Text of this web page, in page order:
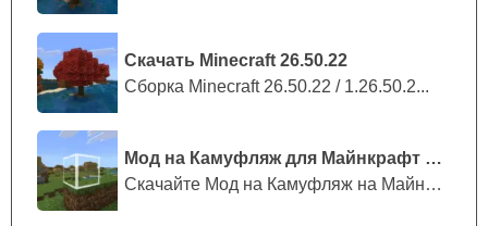
Скачать Minecraft 26.50.22
Сборка Minecraft 26.50.22 / 1.26.50.2...
Мод на Камуфляж для Майнкрафт ПЕ
Скачайте Мод на Камуфляж на Майнкрафт...